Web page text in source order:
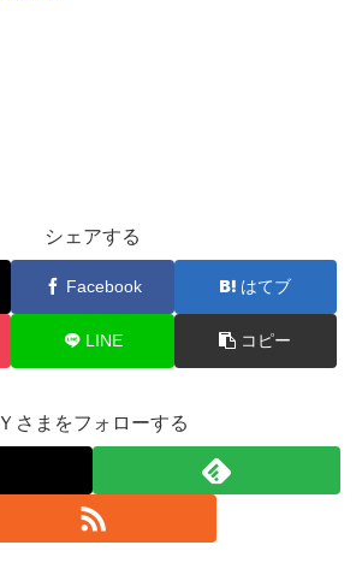
シェアする
Facebook はてブ
LINE コピー
Ｙさまをフォローする